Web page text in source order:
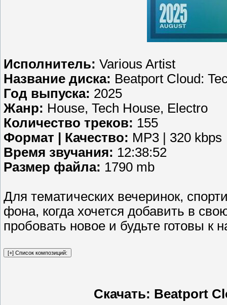
Исполнитель: Various Artist
Название диска: Beatport Cloud:
Год выпуска: 2025
Жанр: House, Tech House, Electro
Количество треков: 155
Формат | Качество: MP3 | 320 kbps
Время звучания: 12:38:52
Размер файла: 1790 mb
Для тематических вечеринок,
фона, когда хочется добавить в
пробовать новое и будьте готовы
Скачать: Beatport